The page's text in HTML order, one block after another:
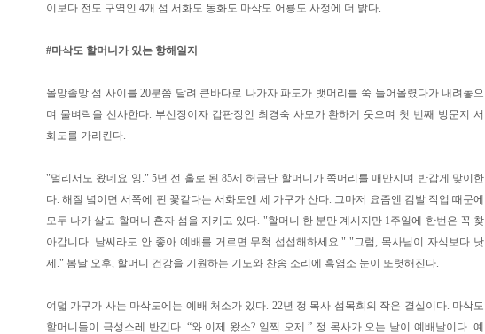
이보다 전도 구역인 4개 섬 서화도 동화도 마삭도 어룡도 사정에 더 밝다.
#마삭도 할머니가 있는 항해일지
올망졸망 섬 사이를 20분쯤 달려 큰바다로 나가자 파도가 뱃머리를 쑥 들어올렸다가 내려놓으
며 물벼락을 선사한다. 부선장이자 갑판장인 최경숙 사모가 환하게 웃으며 첫 번째 방문지 서
화도를 가리킨다.
"멀리서도 왔네요 잉." 5년 전 홀로 된 85세 허금단 할머니가 쪽머리를 매만지며 반갑게 맞이한
다. 해질 녘이면 서쪽에 핀 꽃같다는 서화도엔 세 가구가 산다. 그마저 요즘엔 김발 작업 때문에
모두 나가 살고 할머니 혼자 섬을 지키고 있다. "할머니 한 분만 계시지만 1주일에 한번은 꼭 찾
아갑니다. 날씨라도 안 좋아 예배를 거르면 무척 섭섭해하세요." "그럼, 목사님이 자식보다 낫
제." 봄날 오후, 할머니 건강을 기원하는 기도와 찬송 소리에 흑염소 눈이 또렷해진다.
여덟 가구가 사는 마삭도에는 예배 처소가 있다. 22년 정 목사 섬목회의 작은 결실이다. 마삭도
할머니들이 극성스레 반긴다. “와 이제 왔소? 일찍 오제.” 정 목사가 오는 날이 예배날이다. 예